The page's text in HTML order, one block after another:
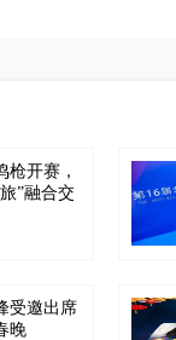
枪开赛，
”融合交
受邀出席
晚